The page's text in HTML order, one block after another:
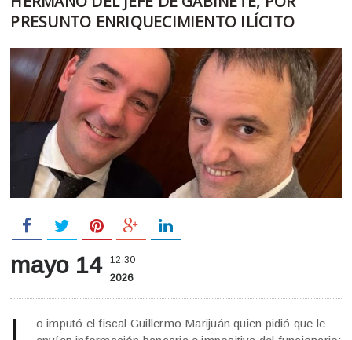
PRESUNTO ENRIQUECIMIENTO ILÍCITO
mayo 14 12:30
2026
L o imputó el fiscal Guillermo Marijuán quien pidió que le